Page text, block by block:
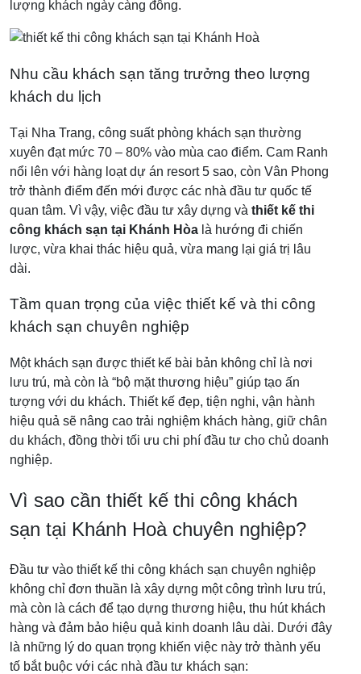
lượng khách ngày càng đông.
Nhu cầu khách sạn tăng trưởng theo lượng
khách du lịch
Tại Nha Trang, công suất phòng khách sạn thường
xuyên đạt mức 70 – 80% vào mùa cao điểm. Cam Ranh
nổi lên với hàng loạt dự án resort 5 sao, còn Vân Phong
trở thành điểm đến mới được các nhà đầu tư quốc tế
quan tâm. Vì vậy, việc đầu tư xây dựng và thiết kế thi
công khách sạn tại Khánh Hòa là hướng đi chiến
lược, vừa khai thác hiệu quả, vừa mang lại giá trị lâu
dài.
Tầm quan trọng của việc thiết kế và thi công
khách sạn chuyên nghiệp
Một khách sạn được thiết kế bài bản không chỉ là nơi
lưu trú, mà còn là “bộ mặt thương hiệu” giúp tạo ấn
tượng với du khách. Thiết kế đẹp, tiện nghi, vận hành
hiệu quả sẽ nâng cao trải nghiệm khách hàng, giữ chân
du khách, đồng thời tối ưu chi phí đầu tư cho chủ doanh
nghiệp.
Vì sao cần thiết kế thi công khách
sạn tại Khánh Hoà chuyên nghiệp?
Đầu tư vào thiết kế thi công khách sạn chuyên nghiệp
không chỉ đơn thuần là xây dựng một công trình lưu trú,
mà còn là cách để tạo dựng thương hiệu, thu hút khách
hàng và đảm bảo hiệu quả kinh doanh lâu dài. Dưới đây
là những lý do quan trọng khiến việc này trở thành yếu
tố bắt buộc với các nhà đầu tư khách sạn: